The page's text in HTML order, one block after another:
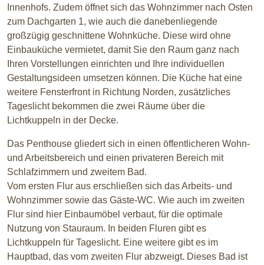
Innenhofs. Zudem öffnet sich das Wohnzimmer nach Osten
zum Dachgarten 1, wie auch die danebenliegende
großzügig geschnittene Wohnküche. Diese wird ohne
Einbauküche vermietet, damit Sie den Raum ganz nach
Ihren Vorstellungen einrichten und Ihre individuellen
Gestaltungsideen umsetzen können. Die Küche hat eine
weitere Fensterfront in Richtung Norden, zusätzliches
Tageslicht bekommen die zwei Räume über die
Lichtkuppeln in der Decke.
Das Penthouse gliedert sich in einen öffentlicheren Wohn-
und Arbeitsbereich und einen privateren Bereich mit
Schlafzimmern und zweitem Bad.
Vom ersten Flur aus erschließen sich das Arbeits- und
Wohnzimmer sowie das Gäste-WC. Wie auch im zweiten
Flur sind hier Einbaumöbel verbaut, für die optimale
Nutzung von Stauraum. In beiden Fluren gibt es
Lichtkuppeln für Tageslicht. Eine weitere gibt es im
Hauptbad, das vom zweiten Flur abzweigt. Dieses Bad ist